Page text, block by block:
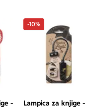
-
-10%
Lampica za knjige -